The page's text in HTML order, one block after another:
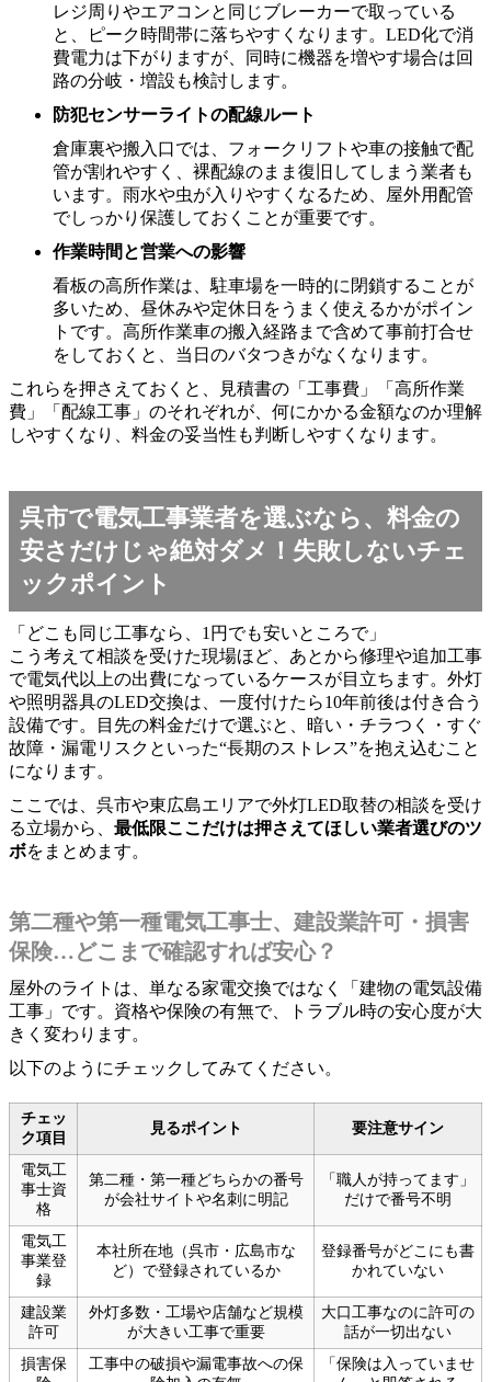
レジ周りやエアコンと同じブレーカーで取っている
と、ピーク時間帯に落ちやすくなります。LED化で消
費電力は下がりますが、同時に機器を増やす場合は回
路の分岐・増設も検討します。
防犯センサーライトの配線ルート
倉庫裏や搬入口では、フォークリフトや車の接触で配
管が割れやすく、裸配線のまま復旧してしまう業者も
います。雨水や虫が入りやすくなるため、屋外用配管
でしっかり保護しておくことが重要です。
作業時間と営業への影響
看板の高所作業は、駐車場を一時的に閉鎖することが
多いため、昼休みや定休日をうまく使えるかがポイン
トです。高所作業車の搬入経路まで含めて事前打合せ
をしておくと、当日のバタつきがなくなります。
これらを押さえておくと、見積書の「工事費」「高所作業
費」「配線工事」のそれぞれが、何にかかる金額なのか理解
しやすくなり、料金の妥当性も判断しやすくなります。
呉市で電気工事業者を選ぶなら、料金の
安さだけじゃ絶対ダメ！失敗しないチェ
ックポイント
「どこも同じ工事なら、1円でも安いところで」
こう考えて相談を受けた現場ほど、あとから修理や追加工事
で電気代以上の出費になっているケースが目立ちます。外灯
や照明器具のLED交換は、一度付けたら10年前後は付き合う
設備です。目先の料金だけで選ぶと、暗い・チラつく・すぐ
故障・漏電リスクといった“長期のストレス”を抱え込むこと
になります。
ここでは、呉市や東広島エリアで外灯LED取替の相談を受け
る立場から、 最低限ここだけは押さえてほしい業者選びのツ
ボをまとめます。
第二種や第一種電気工事士、建設業許可・損害
保険…どこまで確認すれば安心？
屋外のライトは、単なる家電交換ではなく「建物の電気設備
工事」です。資格や保険の有無で、トラブル時の安心度が大
きく変わります。
以下のようにチェックしてみてください。
チェッ
ク項目
見るポイント 要注意サイン
電気工
事士資
格
第二種・第一種どちらかの番号
が会社サイトや名刺に明記
「職人が持ってます」
だけで番号不明
電気工
事業登
録
本社所在地（呉市・広島市な
ど）で登録されているか
登録番号がどこにも書
かれていない
建設業
許可
外灯多数・工場や店舗など規模
が大きい工事で重要
大口工事なのに許可の
話が一切出ない
損害保
工事中の破損や漏電事故への保
「保険は入っていませ